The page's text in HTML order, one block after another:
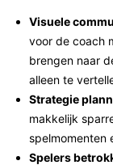
Visuele
voor de coach
brengen naar
alleen te
Strategie
makkelijk
spelmomenten
Spelers